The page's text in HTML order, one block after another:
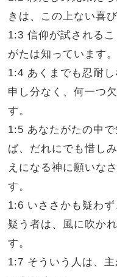
きは、この上ない喜
1:3 信仰が試される
がたは知っています。
1:4 あくまでも忍耐
申し分なく、何一つ
す。
1:5 あなたがたの中
ば、だれにでも惜し
えになる神に願いな
す。
1:6 いささかも疑わず
疑う者は、風に吹か
す。
1:7 そういう人は、